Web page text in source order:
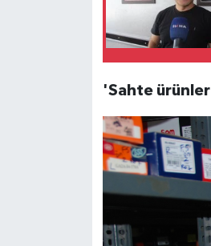
'Sahte